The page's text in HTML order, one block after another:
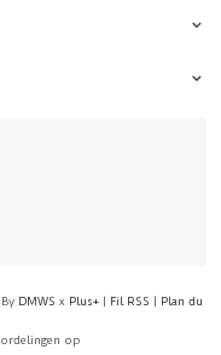
DMWS x Plus+| Fil RSS | Plan du
op